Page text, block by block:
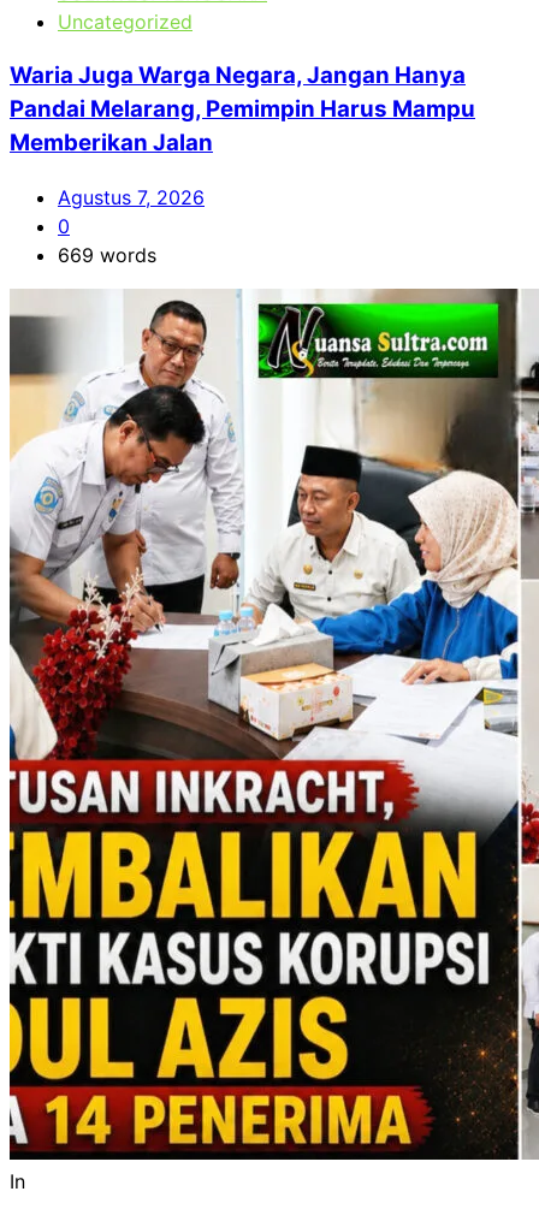
Uncategorized
Waria Juga Warga Negara, Jangan Hanya
Pandai Melarang, Pemimpin Harus Mampu
Memberikan Jalan
Agustus 7, 2026
0
669 words
In